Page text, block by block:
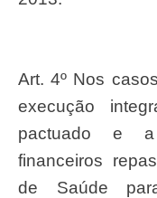
Art. 4º Nos casos em que for verificada a não
execução
pactuado e
financeiros
de Saúde